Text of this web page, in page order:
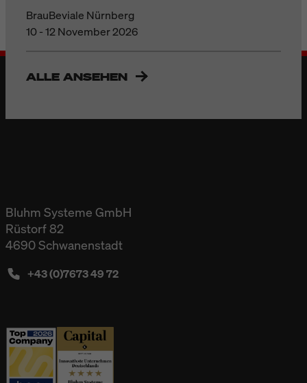
BrauBeviale Nürnberg
10 - 12 November 2026
ALLE ANSEHEN
Bluhm Systeme GmbH
Rüstorf 82
4690 Schwanenstadt
+43 (0)7673 49 72